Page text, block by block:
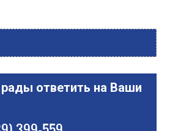
ответить на Ваши